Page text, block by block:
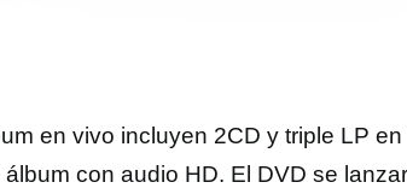
en vivo incluyen 2CD y triple LP
álbum con audio HD. El DVD se